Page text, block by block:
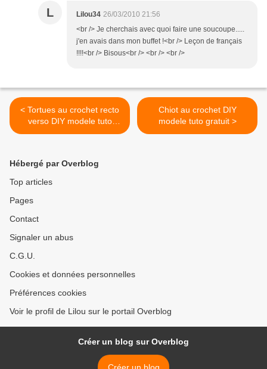
L Lilou34 26/03/2010 21:56
<br /> Je cherchais avec quoi faire une soucoupe.....
j'en avais dans mon buffet !<br /> Leçon de français
!!!!<br /> Bisous<br /> <br /> <br />
< Tortues au crochet recto
verso DIY modele tuto
gratuit
Chiot au crochet DIY
modele tuto gratuit >
Hébergé par Overblog
Top articles
Pages
Contact
Signaler un abus
C.G.U.
Cookies et données personnelles
Préférences cookies
Voir le profil de Lilou sur le portail Overblog
Créer un blog sur Overblog